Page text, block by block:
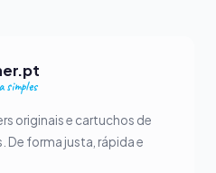
simples
originais e cartuchos de
De forma justa, rápida e